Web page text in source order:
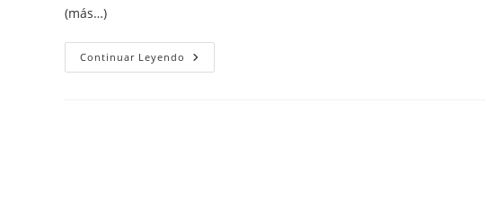
(más…)
Continuar Leyendo Arreglar
Formatos